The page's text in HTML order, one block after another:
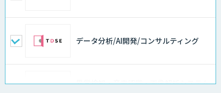
データ分析/AI開発/コンサルティング
異常検知・音声認識・画像解析システム